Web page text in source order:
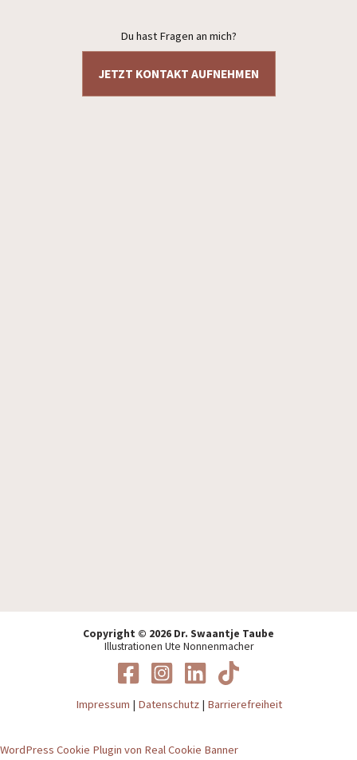
Du hast Fragen an mich?
JETZT KONTAKT AUFNEHMEN
Copyright © 2026 Dr. Swaantje Taube
Illustrationen Ute Nonnenmacher
Impressum | Datenschutz| Barrierefreiheit
WordPress Cookie Plugin von Real Cookie Banner